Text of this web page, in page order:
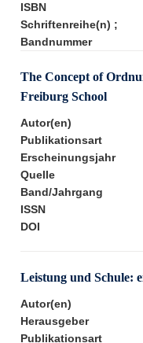
ISBN
Schriftenreihe(n) ;
Bandnummer
The Concept of
Freiburg School
Autor(en)
Publikationsart
Erscheinungsjahr
Quelle
Band/Jahrgang
ISSN
DOI
Leistung und Schule:
Autor(en)
Herausgeber
Publikationsart